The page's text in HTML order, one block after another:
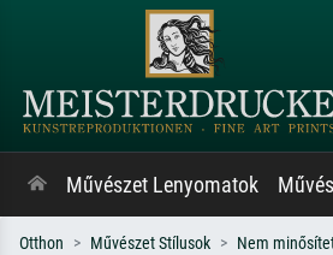
Művészet Lenyomatok
Otthon Művészet Stílusok Nem